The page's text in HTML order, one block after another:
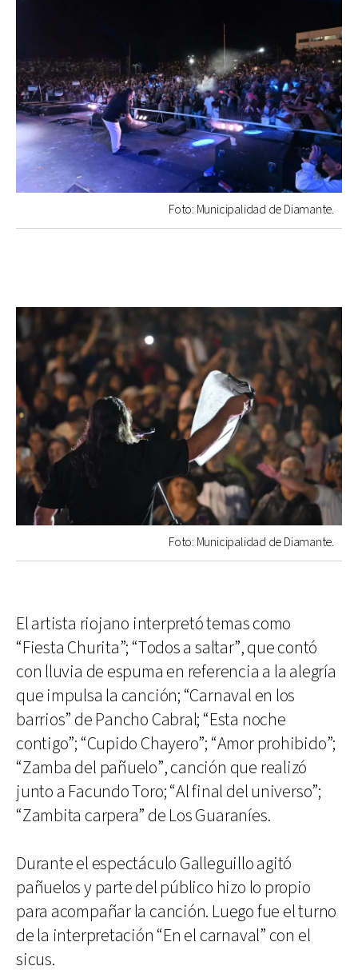
Foto: Municipalidad de Diamante.
Foto: Municipalidad de Diamante.
El artista riojano interpretó temas como
“Fiesta Churita”; “Todos a saltar”, que contó
con lluvia de espuma en referencia a la alegría
que impulsa la canción; “Carnaval en los
barrios” de Pancho Cabral; “Esta noche
contigo”; “Cupido Chayero”; “Amor prohibido”;
“Zamba del pañuelo”, canción que realizó
junto a Facundo Toro; “Al final del universo”;
“Zambita carpera” de Los Guaraníes.
Durante el espectáculo Galleguillo agitó
pañuelos y parte del público hizo lo propio
para acompañar la canción. Luego fue el turno
de la interpretación “En el carnaval” con el
sicus.